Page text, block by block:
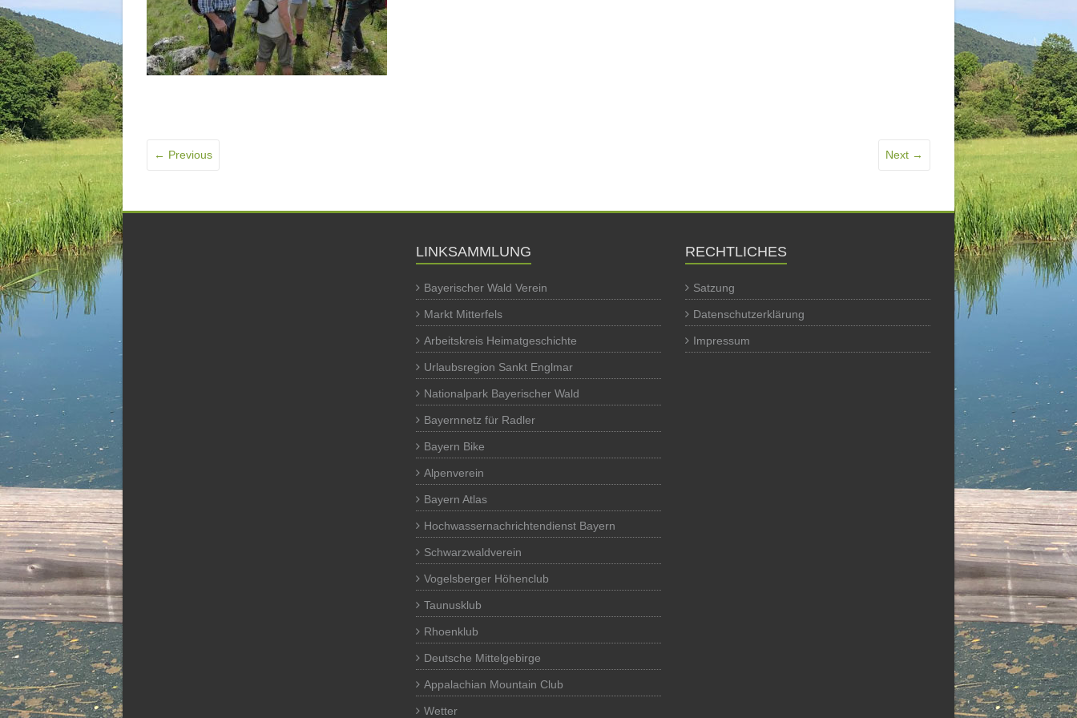
← Previous Next →
LINKSAMMLUNG
Bayerischer Wald Verein
Markt Mitterfels
Arbeitskreis Heimatgeschichte
Urlaubsregion Sankt Englmar
Nationalpark Bayerischer Wald
Bayernnetz für Radler
Bayern Bike
Alpenverein
Bayern Atlas
Hochwassernachrichtendienst Bayern
Schwarzwaldverein
Vogelsberger Höhenclub
Taunusklub
Rhoenklub
Deutsche Mittelgebirge
Appalachian Mountain Club
Wetter
RECHTLICHES
Satzung
Datenschutzerklärung
Impressum